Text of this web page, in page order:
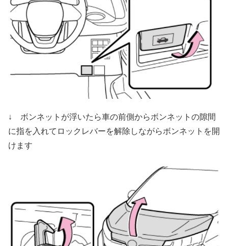
↓ ボンネットが浮いたら車の前側からボンネットの隙間
に指を入れてロックレバーを解除しながらボンネットを開
けます